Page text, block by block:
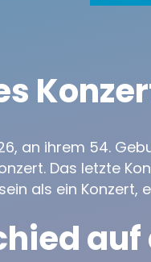
an ihrem 54.
Das letzte
als ein Konzert,